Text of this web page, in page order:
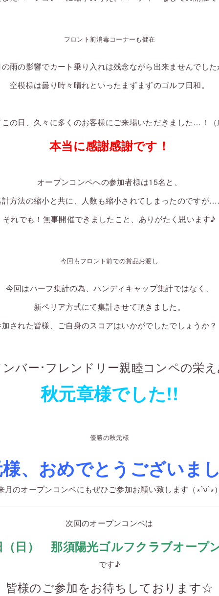
フロント前消毒コーナーも健在
雨の影響でカート乗り入れは残念ながら出来ませんでした
空模様は曇り時々晴れといったまずまずのゴルフ日和。
の日、久々に多くのお客様にご来場いただきました…！（
本当に感謝感謝です！
オープンコンペへの参加者様は15名と、
計方法の縮小と共に、人数も縮小されてしまったのですが
それでも！無事開催できましたこと、ありがたく思います♪
今回もフロント前での賞品お渡し
今回はハーフ集計の為、ハンディキャップ集計ではなく、
新ペリア方式にて集計させて頂きました。
された皆様、ご自身のスコアはいかがでしたでしょうか？
バー･フレンドリー親睦コンペの栄
秋元章様でした!!
優勝の秋元様
、おめでとうございま
月のオープンコンペにもぜひご参加お願い致します（∗ˆνˆ∗）
次回のオープンコンペは
（日） 那須陽光ゴルフクラブオープ
です♪
皆様のご参加をお待ちしております☆